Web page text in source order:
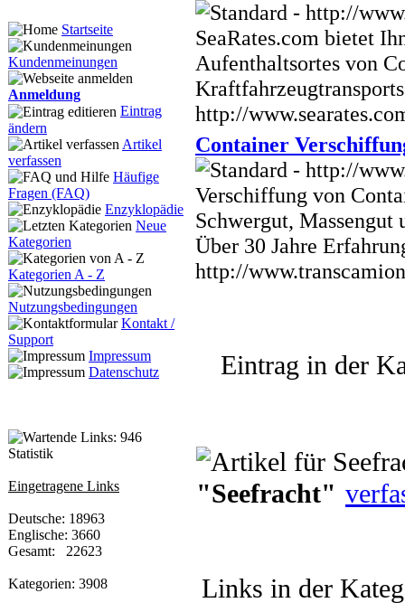
Startseite
Kundenmeinungen
Anmeldung
Eintrag
ändern
Artikel
verfassen
Häufige
Fragen (FAQ)
Enzyklopädie
Neue
Kategorien
Kategorien A - Z
Nutzungsbedingungen
Kontakt /
Support
Impressum
Datenschutz
Statistik
Eingetragene Links
Deutsche: 18963
Englische: 3660
Gesamt: 22623
Kategorien: 3908
SeaRates.com bietet
Aufenthaltsortes von
http://
Container
Verschiffung von
Schwergut, Massengut
Über 30 Jahre
http://
Eintrag in der
"Seefracht"
Links in der